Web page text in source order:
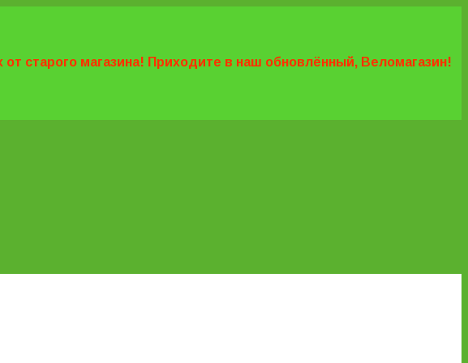
старого магазина! Приходите в наш обновлённый, Веломагазин!